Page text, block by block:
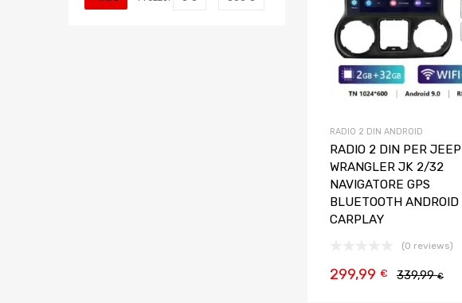
RADIO 2 DIN ANDROID
RADIO 2 DIN PER JEEP
WRANGLER JK 2/32
NAVIGATORE GPS
BLUETOOTH ANDROID
CARPLAY
(0 reviews)
339,99€
299,99 €